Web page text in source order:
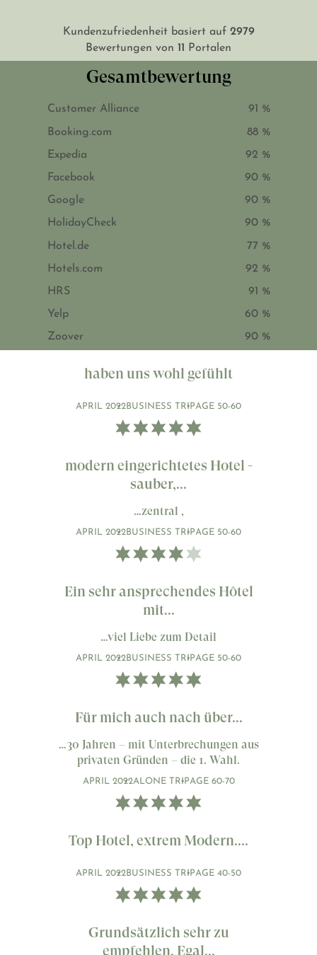
Kundenzufriedenheit basiert auf 2979
Bewertungen von 11 Portalen
Gesamtbewertung
Customer Alliance
91 %
Booking.com
88 %
Expedia
92 %
Facebook
90 %
Google
90 %
HolidayCheck
90 %
Hotel.de
77 %
Hotels.com
92 %
HRS
91 %
Yelp
60 %
Zoover
90 %
haben uns wohl gefühlt
APRIL 2022BUSINESS TRIPAGE 50-60
modern eingerichtetes Hotel -
sauber,...
…zentral ,
APRIL 2022BUSINESS TRIPAGE 50-60
Ein sehr ansprechendes Hôtel
mit...
…viel Liebe zum Detail
APRIL 2022BUSINESS TRIPAGE 50-60
Für mich auch nach über...
…30 Jahren – mit Unterbrechungen aus
privaten Gründen – die 1. Wahl.
APRIL 2022ALONE TRIPAGE 60-70
Top Hotel, extrem Modern....
APRIL 2022BUSINESS TRIPAGE 40-50
Grundsätzlich sehr zu
empfehlen. Egal...